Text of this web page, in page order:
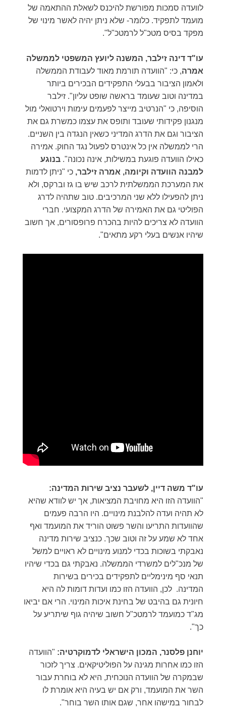
לוועדה סמכות מפורשת להיכנס לשאלת ההתאמה של
מועמד לתפקיד. כלומר- שלא ניתן יהיה לאשר מינוי של
מפקד בסיס מטכ"ל לרמטכ"ל".
עו"ד דינה זילבר, המשנה ליועץ המשפטי לממשלה
אמרה, כי: "הוועדה תורמת מאוד לעבודת הממשלה
ולאמון הציבור בבעלי התפקידים הבכירים ביותר
במדינה וטוב שעומד בראשה שופט עליון". זילבר
הוסיפה, כי "הנרטיב מייצר לפעמים עימות וירטואלי מול
מנגנון פקידותי שעובד ותופס את עצמו כמשרת גם את
הציבור וגם את הדרג המדיני כשאין הנגדה בין השניים.
הרי לממשלה אין כל אינטרס לפעול נגד החוק. אמירה
כאילו הוועדה פוגעת במשילות, אינה נכונה". בנוגע
למבנה הוועדה וקיומה, אמרה זילבר, כי "ניתן לדמות
את המערכת הממשלתית לרכב שיש בו גז וברקס, ולא
ניתן להפעילו ללא שני המרכיבים. טוב שתהיה לדרג
הפוליטי גם את האמירה של הדרג המקצועי. חברי
הוועדה לא צריכים להיות בהכרח פרופסורים, אך חשוב
שיהיו אנשים בעלי רקע מתאים".
עו"ד משה דיין, לשעבר נציב שירות המדינה:
"הוועדה הזו היא מחויבת המציאות, אך יש לוודא שהיא
לא תהיה ועדה להלבנת מינויים. היו הרבה פעמים
שהוועדות התריעו והשר פשוט הוריד את המועמד ואף
אחד לא שמע על זה וטוב שכך. כנציב שירות מדינה
נאבקתי בשוכות בכדי למנוע מינויים לא ראויים למשל
של מנכ"לים למשרדי הממשלה. נאבקתי גם בכדי שיהיו
תנאי סף מינימליים לתפקידים בכירים בשירות
המדינה. לכן, הוועדה הזו כמו ועדות דומות לה היא
חיונית גם בהיבט של בחינת איכות המינוי. הרי אם יביאו
מג"ד כמועמד לרמטכ"ל חשוב שיהיה גוף שיתריע על
כך".
יוחנן פלסנר, המכון הישראלי לדמוקרטיה: "הוועדה
הזו כמו אחרות מגינה על הפוליטיקאים. צריך לזכור
שבמקרה של הוועדה הנוכחית, היא לא בוחרת עבור
השר את המועמד, ורק אם יש בעיה היא אומרת לו
לבחור במישהו אחר, שגם אותו השר בוחר".